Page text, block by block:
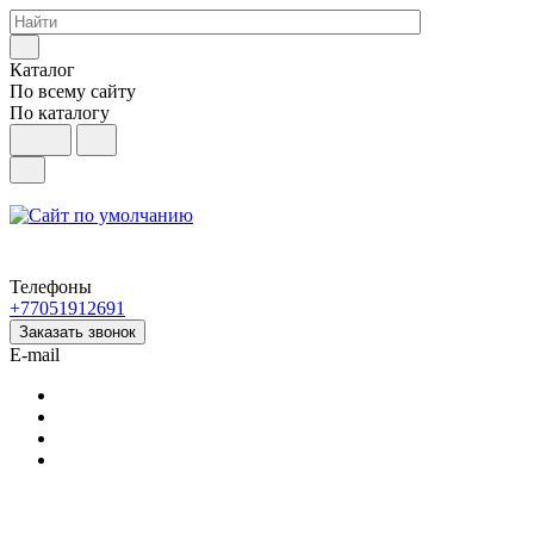
Каталог
По всему сайту
По каталогу
Телефоны
+77051912691
Заказать звонок
E-mail